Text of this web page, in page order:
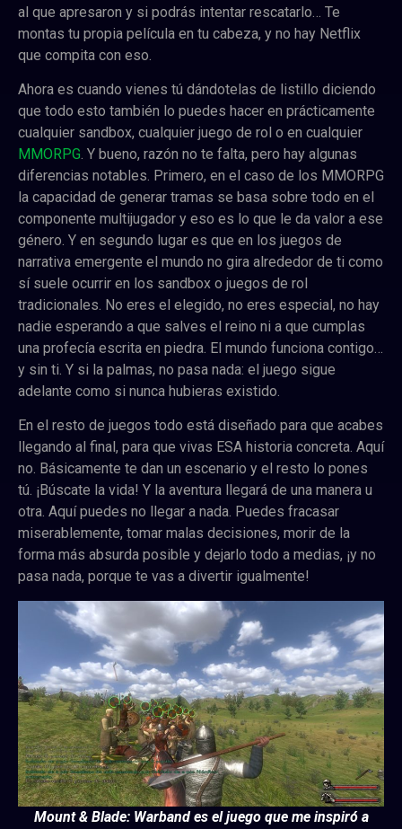
al que apresaron y si podrás intentar rescatarlo… Te
montas tu propia película en tu cabeza, y no hay Netflix
que compita con eso.
Ahora es cuando vienes tú dándotelas de listillo diciendo
que todo esto también lo puedes hacer en prácticamente
cualquier sandbox, cualquier juego de rol o en cualquier
MMORPG. Y bueno, razón no te falta, pero hay algunas
diferencias notables. Primero, en el caso de los MMORPG
la capacidad de generar tramas se basa sobre todo en el
componente multijugador y eso es lo que le da valor a ese
género. Y en segundo lugar es que en los juegos de
narrativa emergente el mundo no gira alrededor de ti como
sí suele ocurrir en los sandbox o juegos de rol
tradicionales. No eres el elegido, no eres especial, no hay
nadie esperando a que salves el reino ni a que cumplas
una profecía escrita en piedra. El mundo funciona contigo…
y sin ti. Y si la palmas, no pasa nada: el juego sigue
adelante como si nunca hubieras existido.
En el resto de juegos todo está diseñado para que acabes
llegando al final, para que vivas ESA historia concreta. Aquí
no. Básicamente te dan un escenario y el resto lo pones
tú. ¡Búscate la vida! Y la aventura llegará de una manera u
otra. Aquí puedes no llegar a nada. Puedes fracasar
miserablemente, tomar malas decisiones, morir de la
forma más absurda posible y dejarlo todo a medias, ¡y no
pasa nada, porque te vas a divertir igualmente!
Mount & Blade: Warband es el juego que me inspiró a